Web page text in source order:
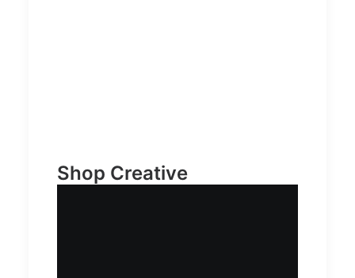
Shop Creative